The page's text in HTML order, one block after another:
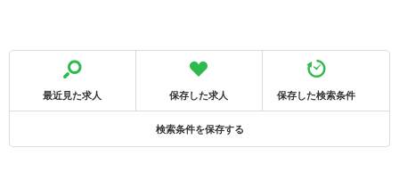
最近見た求人 保存した求人 保存した検索条件
検索条件を保存する